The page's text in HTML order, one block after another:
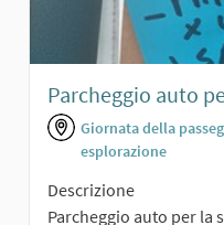
Parcheggio auto
Giornata della
esplorazione
Descrizione
Parcheggio auto per la